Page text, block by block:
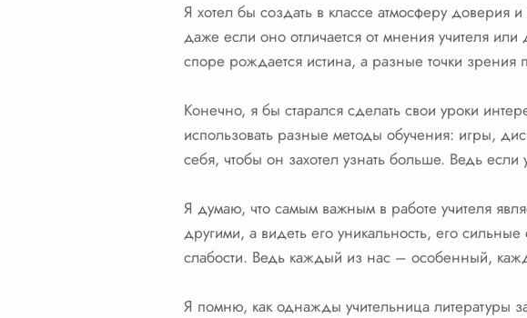
Я хотел бы создать в классе атмосферу доверия
даже если оно отличается от мнения учителя
споре рождается истина, а разные точки зрения
Конечно, я бы старался сделать свои уроки
использовать разные методы обучения: игры,
себя, чтобы он захотел узнать больше. Ведь если
Я думаю, что самым важным в работе учителя
другими, а видеть его уникальность, его
слабости. Ведь каждый из нас – особенный,
Я помню, как однажды учительница литературы